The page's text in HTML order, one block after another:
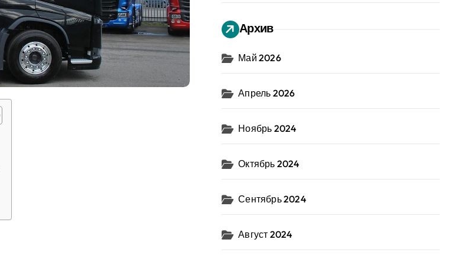
Архив
Май 2026
Апрель 2026
Ноябрь 2024
Октябрь 2024
Сентябрь 2024
Август 2024